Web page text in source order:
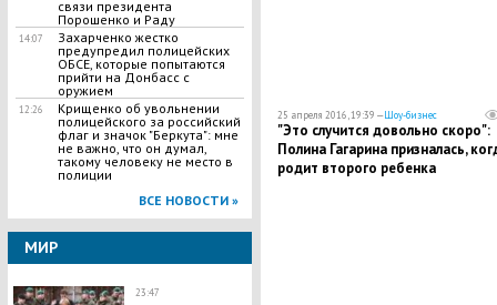
связи президента
Порошенко и Раду
14:07
Захарченко жестко
предупредил полицейских
ОБСЕ, которые попытаются
прийти на Донбасс с
оружием
12:26
Крищенко об увольнении
полицейского за российский
флаг и значок "Беркута": мне
не важно, что он думал,
такому человеку не место в
полиции
ВСЕ НОВОСТИ »
МИР
23:47
25 апреля 2016, 19:39 —Шоу-бизнес
"Это случится довольно скоро":
Полина Гагарина призналась,
родит второго ребенка